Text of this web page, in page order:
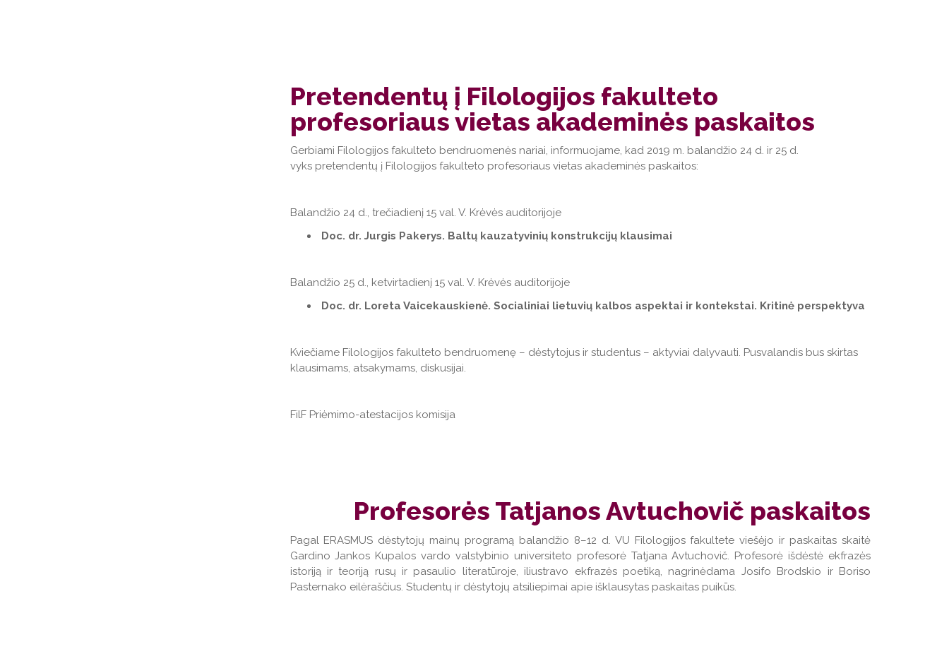
Pretendentų į Filologijos fakulteto
profesoriaus vietas akademinės paskaitos
Gerbiami Filologijos fakulteto bendruomenės nariai, informuojame, kad 2019 m. balandžio 24 d. ir 25 d.
vyks pretendentų į Filologijos fakulteto profesoriaus vietas akademinės paskaitos:
Balandžio 24 d., trečiadienį 15 val. V. Krėvės auditorijoje
Doc. dr. Jurgis Pakerys. Baltų kauzatyvinių konstrukcijų klausimai
Balandžio 25 d., ketvirtadienį 15 val. V. Krėvės auditorijoje
Doc. dr. Loreta Vaicekauskienė. Socialiniai lietuvių kalbos aspektai ir kontekstai. Kritinė perspektyva
Kviečiame Filologijos fakulteto bendruomenę – dėstytojus ir studentus – aktyviai dalyvauti. Pusvalandis bus skirtas
klausimams, atsakymams, diskusijai.
FilF Priėmimo-atestacijos komisija
Profesorės Tatjanos Avtuchovič paskaitos
Pagal ERASMUS dėstytojų mainų programą balandžio 8–12 d. VU Filologijos fakultete viešėjo ir paskaitas skaitė
Gardino Jankos Kupalos vardo valstybinio universiteto profesorė Tatjana Avtuchovič. Profesorė išdėstė ekfrazės
istoriją ir teoriją rusų ir pasaulio literatūroje, iliustravo ekfrazės poetiką, nagrinėdama Josifo Brodskio ir Boriso
Pasternako eilėraščius. Studentų ir dėstytojų atsiliepimai apie išklausytas paskaitas puikūs.